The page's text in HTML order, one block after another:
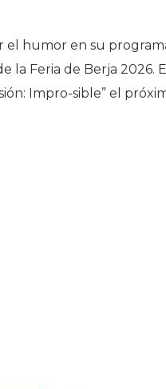
el humor en su
la Feria de Berja
Impro-sible” el